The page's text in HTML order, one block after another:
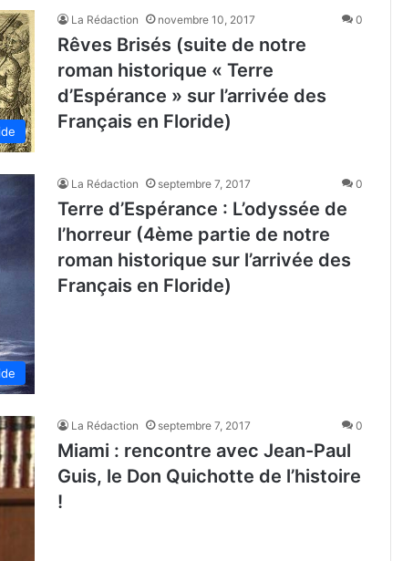
La Rédaction novembre 10, 2017 0
Rêves Brisés (suite de notre
roman historique « Terre
d’Espérance » sur l’arrivée des
Français en Floride)
La Rédaction septembre 7, 2017 0
Terre d’Espérance : L’odyssée de
l’horreur (4ème partie de notre
roman historique sur l’arrivée des
Français en Floride)
La Rédaction septembre 7, 2017 0
Miami : rencontre avec Jean-Paul
Guis, le Don Quichotte de l’histoire
!